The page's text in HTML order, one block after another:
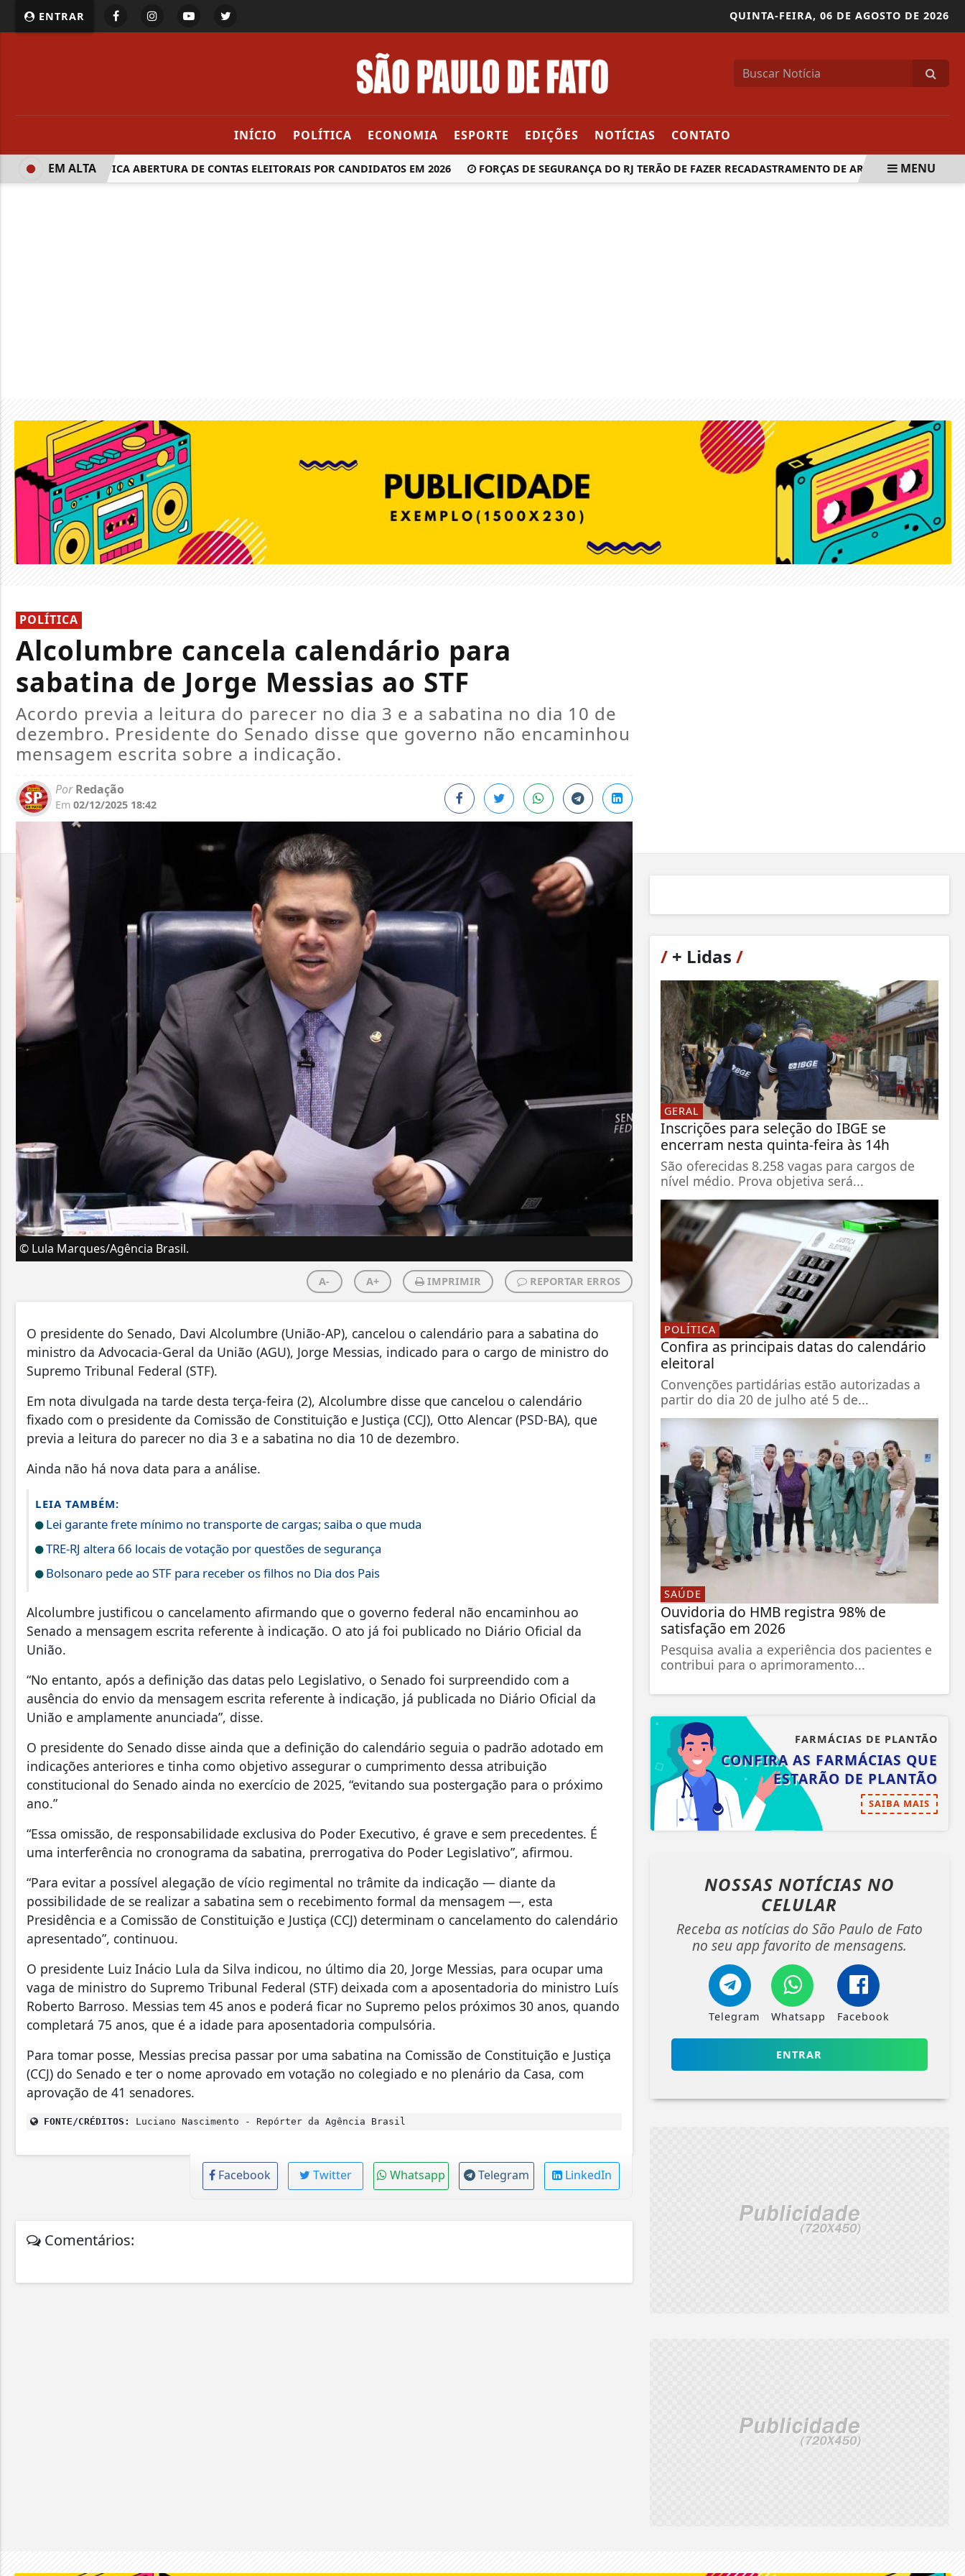
ENTRAR QUINTA-FEIRA, 06 DE AGOSTO DE 2026
INÍCIO POLÍTICA ECONOMIA ESPORTE EDIÇÕES NOTÍCIAS CONTATO
BB SIMPLIFICA ABERTURA DE CONTAS ELEITORAIS POR CANDIDATOS EM 2026 FORÇAS DE SEGURANÇA DO RJ TERÃO DE FAZER RECADASTRAMENTO DE ARMAS JUSTIÇA
EM ALTA MENU
POLÍTICA
Alcolumbre cancela calendário para
sabatina de Jorge Messias ao STF
Acordo previa a leitura do parecer no dia 3 e a sabatina no dia 10 de
dezembro. Presidente do Senado disse que governo não encaminhou
mensagem escrita sobre a indicação.
PorRedação
Em 02/12/2025 18:42
© Lula Marques/Agência Brasil.
A- A+ IMPRIMIR REPORTAR ERROS
O presidente do Senado, Davi Alcolumbre (União-AP), cancelou o calendário para a sabatina do
ministro da Advocacia-Geral da União (AGU), Jorge Messias, indicado para o cargo de ministro do
Supremo Tribunal Federal (STF).
Em nota divulgada na tarde desta terça-feira (2), Alcolumbre disse que cancelou o calendário
fixado com o presidente da Comissão de Constituição e Justiça (CCJ), Otto Alencar (PSD-BA), que
previa a leitura do parecer no dia 3 e a sabatina no dia 10 de dezembro.
Ainda não há nova data para a análise.
LEIA TAMBÉM:
Lei garante frete mínimo no transporte de cargas; saiba o que muda
TRE-RJ altera 66 locais de votação por questões de segurança
Bolsonaro pede ao STF para receber os filhos no Dia dos Pais
Alcolumbre justificou o cancelamento afirmando que o governo federal não encaminhou ao
Senado a mensagem escrita referente à indicação. O ato já foi publicado no Diário Oficial da
União.
“No entanto, após a definição das datas pelo Legislativo, o Senado foi surpreendido com a
ausência do envio da mensagem escrita referente à indicação, já publicada no Diário Oficial da
União e amplamente anunciada”, disse.
O presidente do Senado disse ainda que a definição do calendário seguia o padrão adotado em
indicações anteriores e tinha como objetivo assegurar o cumprimento dessa atribuição
constitucional do Senado ainda no exercício de 2025, “evitando sua postergação para o próximo
ano.”
“Essa omissão, de responsabilidade exclusiva do Poder Executivo, é grave e sem precedentes. É
uma interferência no cronograma da sabatina, prerrogativa do Poder Legislativo”, afirmou.
“Para evitar a possível alegação de vício regimental no trâmite da indicação — diante da
possibilidade de se realizar a sabatina sem o recebimento formal da mensagem —, esta
Presidência e a Comissão de Constituição e Justiça (CCJ) determinam o cancelamento do calendário
apresentado”, continuou.
O presidente Luiz Inácio Lula da Silva indicou, no último dia 20, Jorge Messias, para ocupar uma
vaga de ministro do Supremo Tribunal Federal (STF) deixada com a aposentadoria do ministro Luís
Roberto Barroso. Messias tem 45 anos e poderá ficar no Supremo pelos próximos 30 anos, quando
completará 75 anos, que é a idade para aposentadoria compulsória.
Para tomar posse, Messias precisa passar por uma sabatina na Comissão de Constituição e Justiça
(CCJ) do Senado e ter o nome aprovado em votação no colegiado e no plenário da Casa, com
aprovação de 41 senadores.
FONTE/CRÉDITOS: Luciano Nascimento - Repórter da Agência Brasil
Facebook Twitter Whatsapp Telegram LinkedIn
Comentários:
/+ Lidas /
GERAL
Inscrições para seleção do IBGE se
encerram nesta quinta-feira às 14h
São oferecidas 8.258 vagas para cargos de
nível médio. Prova objetiva será...
POLÍTICA
Confira as principais datas do calendário
eleitoral
Convenções partidárias estão autorizadas a
partir do dia 20 de julho até 5 de...
SAÚDE
Ouvidoria do HMB registra 98% de
satisfação em 2026
Pesquisa avalia a experiência dos pacientes e
contribui para o aprimoramento...
FARMÁCIAS DE PLANTÃO
CONFIRA AS FARMÁCIAS QUE
ESTARÃO DE PLANTÃO
SAIBA MAIS
NOSSAS NOTÍCIAS NO
CELULAR
Receba as notícias do São Paulo de Fato
no seu app favorito de mensagens.
Telegram Whatsapp Facebook
ENTRAR